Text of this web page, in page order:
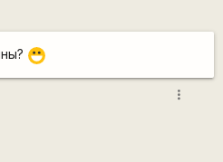
:D
more_vert